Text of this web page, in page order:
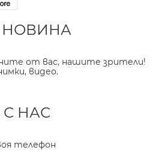
НОВИНА
от вас, нашите зрители!
видео.
С НАС
телефон